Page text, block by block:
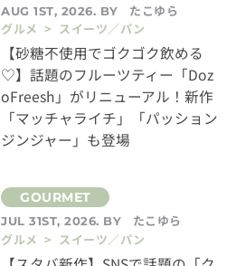
AUG 1ST, 2026. BY
たこゆら
グルメ > スイーツ／パン
【砂糖不使用でゴクゴク飲める
♡】話題のフルーツティー「Doz
oFreesh」がリニューアル！新作
「マッチャライチ」「パッション
ジンジャー」も登場
JUL 31ST, 2026. BY
たこゆら
グルメ > スイーツ／パン